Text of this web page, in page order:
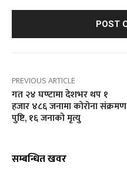
PREVIOUS ARTICLE
गत २४ घण्टामा देशभर थप १
हजार ४८६ जनामा कोरोना संक्रमण
पुष्टि, १६ जनाको मृत्यु
सम्बन्धित खवर